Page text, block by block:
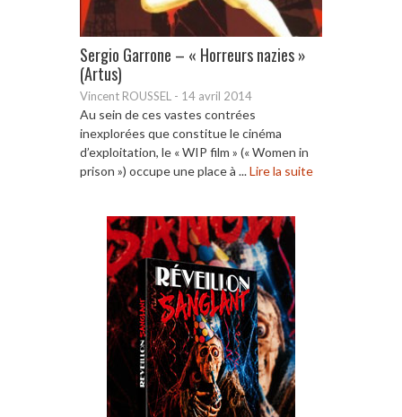
Sergio Garrone – « Horreurs nazies »
(Artus)
Vincent ROUSSEL - 14 avril 2014
Au sein de ces vastes contrées
inexplorées que constitue le cinéma
d’exploitation, le « WIP film » (« Women in
prison ») occupe une place à ...Lire la suite